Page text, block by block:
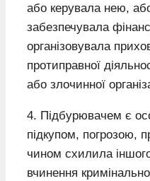
або керувала нею,
забезпечувала
організовувала
протиправної
або злочинної
4. Підбурювачем є
підкупом, погрозою,
чином схилила
вчинення